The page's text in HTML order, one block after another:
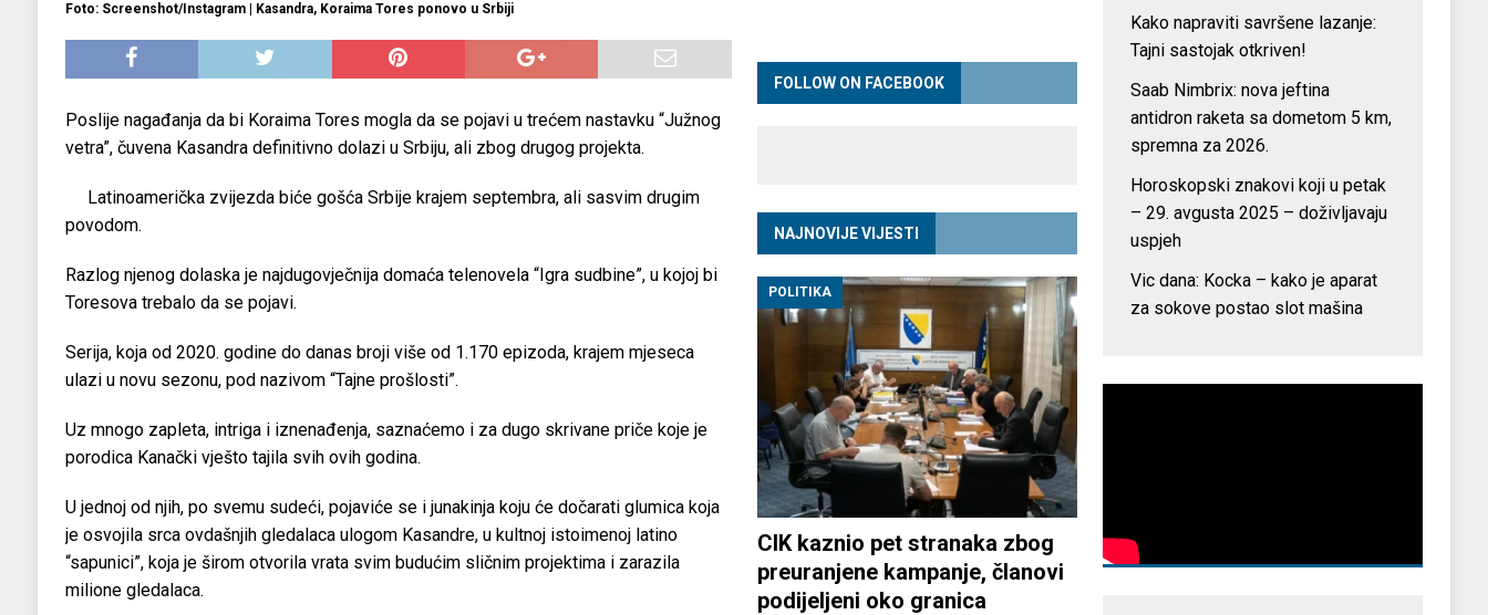
Foto: Screenshot/Instagram | Kasandra, Koraima Tores ponovo u Srbiji
Poslije nagađanja da bi Koraima Tores mogla da se pojavi u trećem nastavku “Južnog
vetra”, čuvena Kasandra definitivno dolazi u Srbiju, ali zbog drugog projekta.
Latinoamerička zvijezda biće gošća Srbije krajem septembra, ali sasvim drugim
povodom.
Razlog njenog dolaska je najdugovječnija domaća telenovela “Igra sudbine”, u kojoj bi
Toresova trebalo da se pojavi.
Serija, koja od 2020. godine do danas broji više od 1.170 epizoda, krajem mjeseca
ulazi u novu sezonu, pod nazivom “Tajne prošlosti”.
Uz mnogo zapleta, intriga i iznenađenja, saznaćemo i za dugo skrivane priče koje je
porodica Kanački vješto tajila svih ovih godina.
U jednoj od njih, po svemu sudeći, pojaviće se i junakinja koju će dočarati glumica koja
je osvojila srca ovdašnjih gledalaca ulogom Kasandre, u kultnoj istoimenoj latino
“sapunici”, koja je širom otvorila vrata svim budućim sličnim projektima i zarazila
milione gledalaca.
FOLLOW ON FACEBOOK
NAJNOVIJE VIJESTI
POLITIKA
CIK kaznio pet stranaka zbog
preuranjene kampanje, članovi
podijeljeni oko granica
Kako napraviti savršene lazanje:
Tajni sastojak otkriven!
Saab Nimbrix: nova jeftina
antidron raketa sa dometom 5 km,
spremna za 2026.
Horoskopski znakovi koji u petak
– 29. avgusta 2025 – doživljavaju
uspjeh
Vic dana: Kocka – kako je aparat
za sokove postao slot mašina